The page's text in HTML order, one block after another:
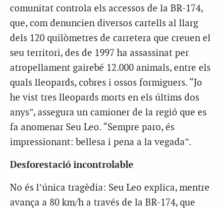
comunitat controla els accessos de la BR-174,
que, com denuncien diversos cartells al llarg
dels 120 quilòmetres de carretera que creuen el
seu territori, des de 1997 ha assassinat per
atropellament gairebé 12.000 animals, entre els
quals lleopards, cobres i ossos formiguers. “Jo
he vist tres lleopards morts en els últims dos
anys”, assegura un camioner de la regió que es
fa anomenar Seu Leo. “Sempre paro, és
impressionant: bellesa i pena a la vegada”.
Desforestació incontrolable
No és l’única tragèdia: Seu Leo explica, mentre
avança a 80 km/h a través de la BR-174, que